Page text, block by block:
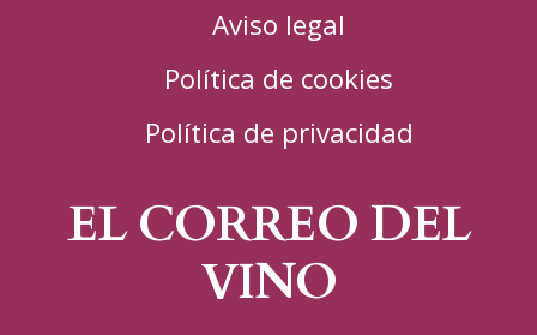
Aviso legal
Política de cookies
Política de privacidad
EL CORREO DEL
VINO